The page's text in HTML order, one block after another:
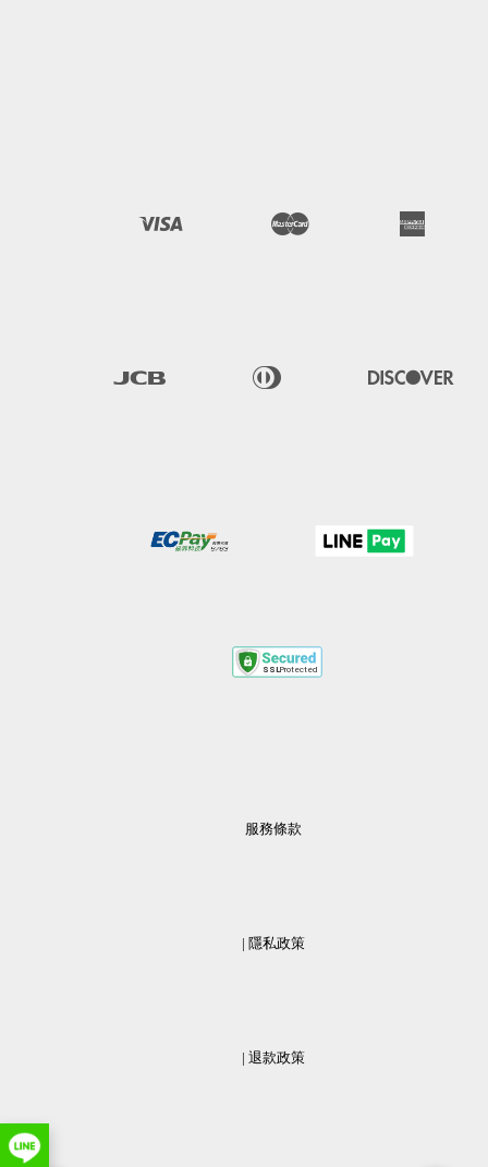
服務條款
                  |
隱私政策
                  |
退款政策